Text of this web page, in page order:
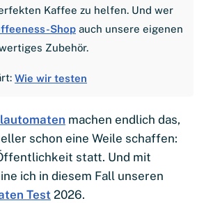
Kaffee zu helfen. Und wer
Shop auch unsere eigenen
Zubehör.
Wie wir testen
machen endlich das,
schon eine Weile schaffen:
statt. Und mit
ich in diesem Fall unseren
Test 2026.